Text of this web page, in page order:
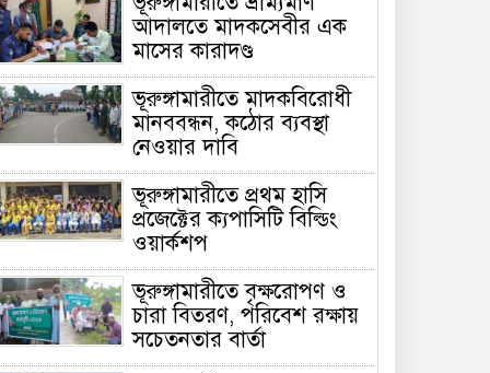
আদালতে মাদকসেবীর এক
মাসের কারাদণ্ড
ভূরুঙ্গামারীতে মাদকবিরোধী
মানববন্ধন, কঠোর ব্যবস্থা
নেওয়ার দাবি
ভূরুঙ্গামারীতে প্রথম হাসি
প্রজেক্টের ক্যপাসিটি বিল্ডিং
ওয়ার্কশপ
ভূরুঙ্গামারীতে বৃক্ষরোপণ ও
চারা বিতরণ, পরিবেশ রক্ষায়
সচেতনতার বার্তা